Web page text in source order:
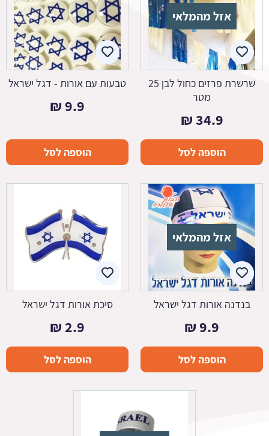
אזל מהמלאי
שרשרת פרזים כחול לבן 25
מטר
34.9
₪
הוספה לסל
טבעות עם אורות - דגל ישראל
9.9
₪
הוספה לסל
אזל מהמלאי
בנדנה אורות דגל ישראל
9.9
₪
הוספה לסל
סיכת אורות דגל ישראל
2.9
₪
הוספה לסל